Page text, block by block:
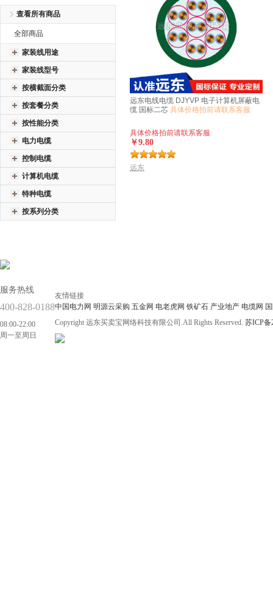
远东电线电缆 DJYVP 电子计算机屏蔽电
缆 国标二芯 具体价格拍前请联系客服
具体价格拍前请联系客服
￥9.80
远东
查看所有商品
全部商品
家装线用途
家装线型号
按横截面分类
按套餐分类
按性能分类
电力电缆
控制电缆
计算机电缆
特种电缆
按系列分类
服务热线
400-828-0188
08:00-22:00
周一至周日
友情链接
中国电力网 明源云采购 五金网 电老虎网 铁矿石 产业地产 电缆网
Copyright 远东买卖宝网络科技有限公司.All Rights Reserved. 苏ICP备